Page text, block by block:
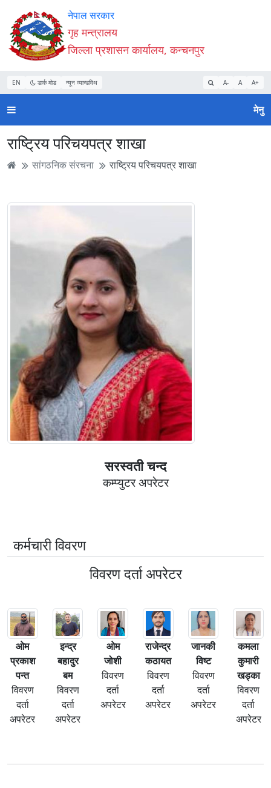
Accessibility
Mode
सुरु
गर्नुहोस्
सामाग्री
पढ्नुहाेस्
नेभिगेसन
पढ्नुहाेस्
वेबसाइट
खोजमा
जानुहोस्
नेपाल सरकार
गृह मन्त्रालय
जिल्ला प्रशासन कार्यालय, कन्चनपुर
EN डार्क मोड न्यून व्यान्डविथ A- A A+
मेनु
राष्ट्रिय परिचयपत्र शाखा
सांगठनिक संरचना राष्ट्रिय परिचयपत्र शाखा
सरस्वती चन्द
कम्प्युटर अपरेटर
कर्मचारी विवरण
विवरण दर्ता अपरेटर
ओम
प्रकाश
पन्त
विवरण
दर्ता
अपरेटर
इन्द्र
बहादुर
बम
विवरण
दर्ता
अपरेटर
‌ओ‌म
जोशी
विवरण
दर्ता
अपरेटर
राजेन्द्र
कठायत
विवरण
दर्ता
अपरेटर
जानकी
विष्ट
विवरण
दर्ता
अपरेटर
कमला
कुमारी
खड्का
विवरण
दर्ता
अपरेटर